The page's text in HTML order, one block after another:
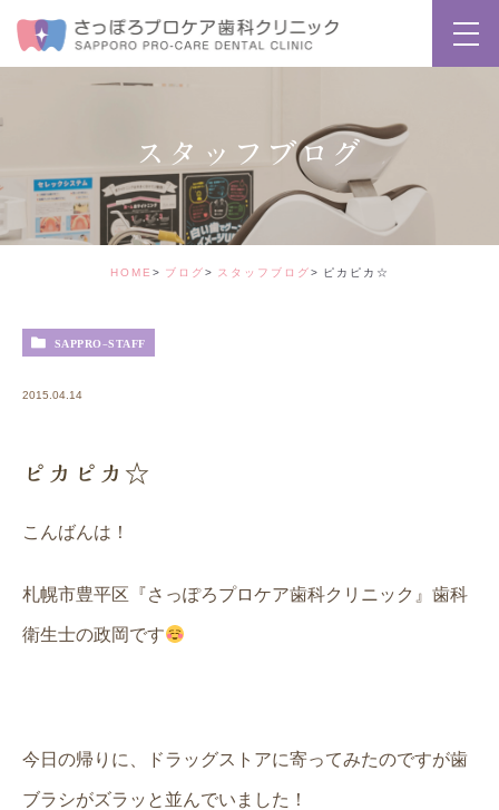
スタッフブログ
HOME ブログ スタッフブログ ピカピカ☆
SAPPRO-STAFF
2015.04.14
ピカピカ☆
こんばんは！
札幌市豊平区『さっぽろプロケア歯科クリニック』歯科
衛生士の政岡です
今日の帰りに、ドラッグストアに寄ってみたのですが歯
ブラシがズラッと並んでいました！